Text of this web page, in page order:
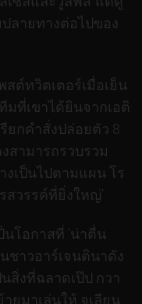
ลายทางต่อไปของ
ต์ทวิตเตอร์เมื่อเย็น
ที่เขาได้ยินจากเอติ
รียกคําสั่งปล่อยตัว 8
สามารถรวบรวม
งเป็นไปตามแผน โร
สวรรค์ที่ยิ่งใหญ่’
นโอกาสที่ ‘น่าตื่น
ชาวอาร์เจนตินาดัง
สิ่งที่ฉลาดเป๊ป กวา
ยมาเล่นให้ จูเลียน